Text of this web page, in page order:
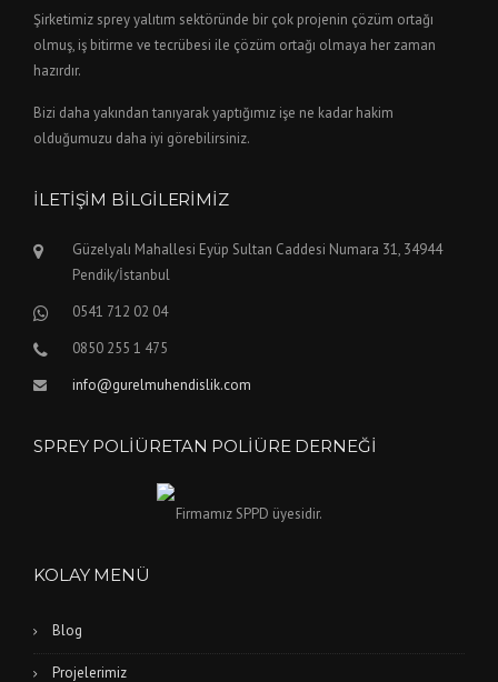
Şirketimiz sprey yalıtım sektöründe bir çok projenin çözüm ortağı
olmuş, iş bitirme ve tecrübesi ile çözüm ortağı olmaya her zaman
hazırdır.
Bizi daha yakından tanıyarak yaptığımız işe ne kadar hakim
olduğumuzu daha iyi görebilirsiniz.
İLETIŞIM BILGILERIMIZ
Güzelyalı Mahallesi Eyüp Sultan Caddesi Numara 31, 34944
Pendik/İstanbul
0541 712 02 04
0850 255 1 475
info@gurelmuhendislik.com
SPREY POLIÜRETAN POLIÜRE DERNEĞI
Firmamız SPPD üyesidir.
KOLAY MENÜ
Blog
Projelerimiz